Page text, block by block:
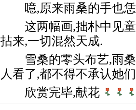
噫,原来雨桑的手也恁
这两幅画,拙朴中见
拈来,一切混然天成.
雪桑的零头布艺,雨
人看了,都不得不承认她
欣赏完毕,献花